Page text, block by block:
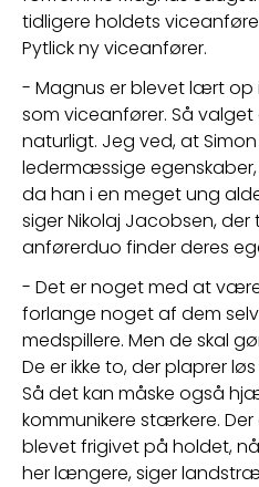
tidligere holdets
Pytlick ny viceanfører.
- Magnus er blevet lært op
som viceanfører. Så
naturligt. Jeg ved, at
ledermæssige egenskaber,
da han i en meget ung
siger Nikolaj Jacobsen, der
anførerduo finder deres
- Det er noget med at
forlange noget af dem
medspillere. Men de skal
De er ikke to, der plaprer
Så det kan måske også
kommunikere stærkere.
blevet frigivet på holdet,
her længere, siger